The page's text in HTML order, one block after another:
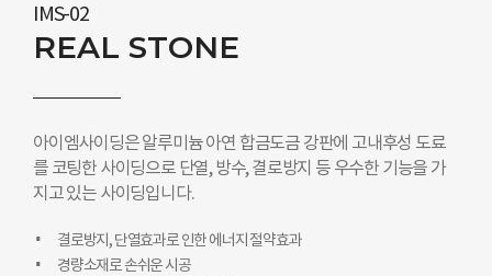
IMS-02
REAL STONE
아이엠사이딩은 알루미늄 아연 합금도금 강판에 고내후성 도료
를 코팅한 사이딩으로 단열, 방수, 결로방지 등 우수한 기능을 가
지고 있는 사이딩입니다.
결로방지, 단열효과로 인한 에너지 절약효과
경량소재로 손쉬운 시공